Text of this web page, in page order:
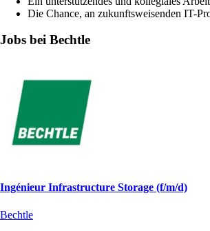
Die Chance, an zukunftsweisenden IT-
Jobs bei Bechtle
Ingénieur Infrastructure Storage (f/m/d)
Bechtle